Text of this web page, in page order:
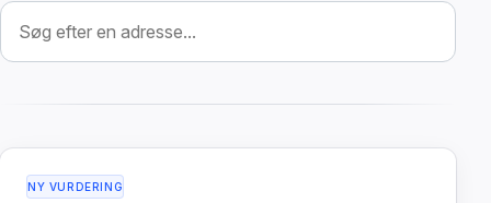
Søg efter ejendom
NY VURDERING